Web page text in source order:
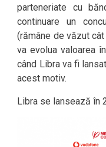
parteneriate cu
continuare un
(rămâne de văzut
va evolua valoarea
când Libra va fi
acest motiv.
Libra se lansează în